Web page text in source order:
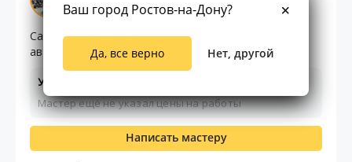
28.00 0 0отзывов
Сантехник 4 разряда, маляр-штукатур 4 разpяда,
авто-слесарь 5 разряда.
Услуги и цены
Мастер ещё не указал цены на работы
Написать мастеру
Ваш город Ростов-на-Дону?
Да, все верно Нет, другой